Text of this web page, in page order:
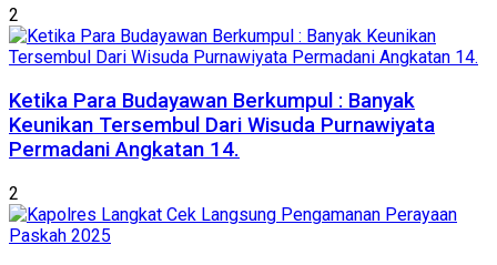
2
Ketika Para Budayawan Berkumpul : Banyak
Keunikan Tersembul Dari Wisuda Purnawiyata
Permadani Angkatan 14.
2